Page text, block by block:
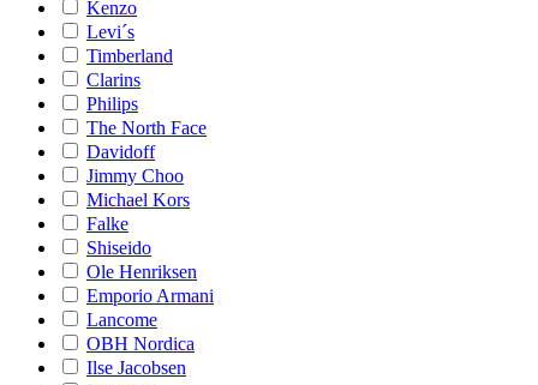
Kenzo
Levi´s
Timberland
Clarins
Philips
The North Face
Davidoff
Jimmy Choo
Michael Kors
Falke
Shiseido
Ole Henriksen
Emporio Armani
Lancome
OBH Nordica
Ilse Jacobsen